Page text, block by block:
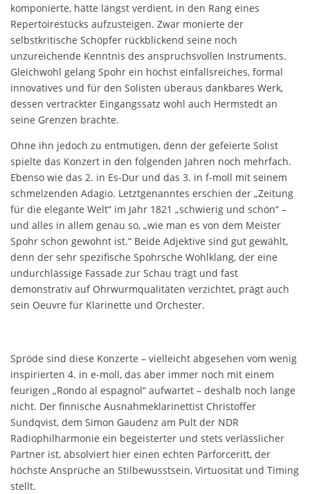
komponierte, hätte längst verdient, in den Rang eines
Repertoirestücks aufzusteigen. Zwar monierte der
selbstkritische Schöpfer rückblickend seine noch
unzureichende Kenntnis des anspruchsvollen Instruments.
Gleichwohl gelang Spohr ein höchst einfallsreiches, formal
innovatives und für den Solisten überaus dankbares Werk,
dessen vertrackter Eingangssatz wohl auch Hermstedt an
seine Grenzen brachte.
Ohne ihn jedoch zu entmutigen, denn der gefeierte Solist
spielte das Konzert in den folgenden Jahren noch mehrfach.
Ebenso wie das 2. in Es-Dur und das 3. in f-moll mit seinem
schmelzenden Adagio. Letztgenanntes erschien der „Zeitung
für die elegante Welt“ im Jahr 1821 „schwierig und schön“ –
und alles in allem genau so, „wie man es von dem Meister
Spohr schon gewohnt ist.“ Beide Adjektive sind gut gewählt,
denn der sehr spezifische Spohrsche Wohlklang, der eine
undurchlässige Fassade zur Schau trägt und fast
demonstrativ auf Ohrwurmqualitäten verzichtet, prägt auch
sein Oeuvre für Klarinette und Orchester.
Spröde sind diese Konzerte – vielleicht abgesehen vom wenig
inspirierten 4. in e-moll, das aber immer noch mit einem
feurigen „Rondo al espagnol“ aufwartet – deshalb noch lange
nicht. Der finnische Ausnahmeklarinettist Christoffer
Sundqvist, dem Simon Gaudenz am Pult der NDR
Radiophilharmonie ein begeisterter und stets verlässlicher
Partner ist, absolviert hier einen echten Parforceritt, der
höchste Ansprüche an Stilbewusstsein, Virtuosität und Timing
stellt.